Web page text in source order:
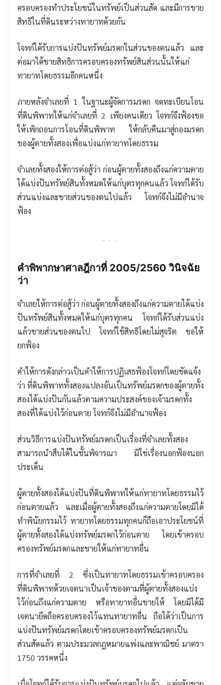
ครอบครองทำประโยชน์ในทรัพย์เป็นส่วนสัด และมีการขาย
สิทธิในที่ดินระหว่างทายาทด้วยกัน
โจทก์ได้รับการแบ่งปันทรัพย์มรดกในส่วนของตนแล้ว และ
ต่อมาได้ขายสิทธิการครอบครองทรัพย์สินส่วนนั้นให้แก่
ทายาทโดยธรรมอีกคนหนึ่ง
ภายหลังจำเลยที่ 1 ในฐานะผู้จัดการมรดก จดทะเบียนโอน
ที่ดินพิพาทให้แก่จำเลยที่ 2 เพียงคนเดียว โจทก์จึงฟ้องขอ
ให้เพิกถอนการโอนที่ดินพิพาท ให้กลับคืนมาสู่กองมรดก
ของผู้ตายทั้งสองเพื่อแบ่งแก่ทายาทโดยธรรม
จำเลยทั้งสองให้การต่อสู้ว่า ก่อนผู้ตายทั้งสองถึงแก่ความตาย
ได้แบ่งปันทรัพย์สินทั้งหมดให้แก่บุตรทุกคนแล้ว โจทก์ได้รับ
ส่วนแบ่งและขายส่วนของตนไปแล้ว โจทก์จึงไม่มีอำนาจ
ฟ้อง
---
คำพิพากษาศาลฎีกาที่ 2005/2560 วินิจฉัย
ว่า
จำเลยให้การต่อสู้ว่า ก่อนผู้ตายทั้งสองถึงแก่ความตายได้แบ่ง
ปันทรัพย์สินทั้งหมดให้แก่บุตรทุกคน โจทก์ได้รับส่วนแบ่ง
แล้วขายส่วนของตนไป โจทก์ใช้สิทธิโดยไม่สุจริต ขอให้
ยกฟ้อง
คำให้การดังกล่าวเป็นคำให้การปฏิเสธฟ้องโจทก์โดยชัดแจ้ง
ว่า ที่ดินพิพาททั้งสองแปลงอันเป็นทรัพย์มรดกของผู้ตายทั้ง
สองได้แบ่งปันกันแล้วตามความประสงค์ของเจ้ามรดกทั้ง
สองที่ได้แบ่งไว้ก่อนตาย โจทก์จึงไม่มีอำนาจฟ้อง
ส่วนวิธีการแบ่งปันทรัพย์มรดกเป็นเรื่องที่จำเลยทั้งสอง
สามารถนำสืบได้ในชั้นพิจารณา มิใช่เรื่องนอกฟ้องนอก
ประเด็น
ผู้ตายทั้งสองได้แบ่งปันที่ดินพิพาทให้แก่ทายาทโดยธรรมไว้
ก่อนตายแล้ว และเมื่อผู้ตายทั้งสองถึงแก่ความตายโดยมิได้
ทำพินัยกรรมไว้ ทายาทโดยธรรมทุกคนก็ถือเอาประโยชน์ที่
ผู้ตายทั้งสองได้แบ่งทรัพย์มรดกไว้ก่อนตาย โดยเข้าครอบ
ครองทรัพย์มรดกและขายให้แก่ทายาทอื่น
การที่จำเลยที่ 2 ซึ่งเป็นทายาทโดยธรรมเข้าครอบครอง
ที่ดินพิพาทด้วยเจตนาเป็นเจ้าของตามที่ผู้ตายทั้งสองแบ่ง
ไว้ก่อนถึงแก่ความตาย หรือทายาทอื่นขายให้ โดยมิได้มี
เจตนายึดถือครอบครองไว้แทนทายาทอื่น ถือได้ว่าเป็นการ
แบ่งปันทรัพย์มรดกโดยเข้าครอบครองทรัพย์มรดกเป็น
ส่วนสัดแล้ว ตามประมวลกฎหมายแพ่งและพาณิชย์ มาตรา
1750 วรรคหนึ่ง